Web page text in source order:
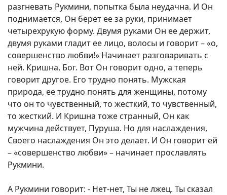
разгневать Рукмини, попытка была неудачна. И Он
поднимается, Он берет ее за руки, принимает
четырехрукую форму. Двумя руками Он ее держит,
двумя руками гладит ее лицо, волосы и говорит – «о,
совершенство любви!» Начинает разговаривать с
ней. Кришна, Бог. Вот Он говорит одно, а теперь
говорит другое. Его трудно понять. Мужская
природа, ее трудно понять для женщины, потому
что он то чувственный, то жесткий, то чувственный,
то жесткий. И Кришна тоже странный, Он как
мужчина действует, Пуруша. Но для наслаждения,
Своего наслаждения Он это делает. И Он говорит ей
– «совершенство любви» – начинает прославлять
Рукмини.
А Рукмини говорит: - Нет-нет, Ты не лжец. Ты сказал